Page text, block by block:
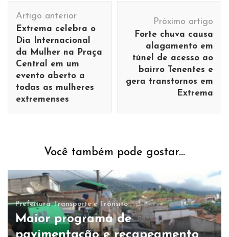
Navegação
de
post
Artigo anterior
Extrema celebra o
Dia Internacional
da Mulher na Praça
Central em um
evento aberto a
todas as mulheres
extremenses
Próximo artigo
Forte chuva causa
alagamento em
túnel de acesso ao
bairro Tenentes e
gera transtornos em
Extrema
Você também pode gostar...
Prefeitura Transporte e Trânsito
Maior programa de